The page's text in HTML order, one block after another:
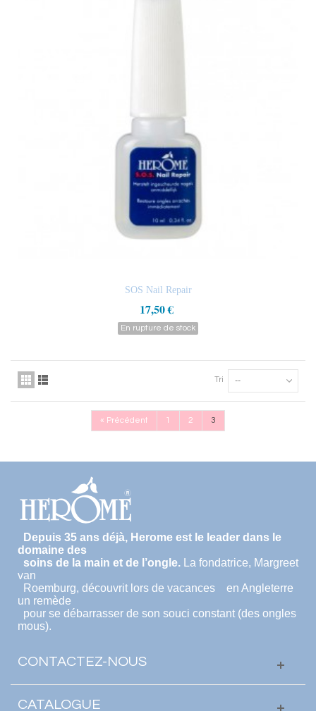
SOS Nail Repair
17,50 €
En rupture de stock
Tri --
« Précédent 1 2 3
Depuis 35 ans déjà, Herome est le leader dans le
domaine des
soins de la main et de l’ongle. La fondatrice, Margreet
van
Roemburg, découvrit lors de vacances en Angleterre
un remède
pour se débarrasser de son souci constant (des ongles
mous).
CONTACTEZ-NOUS
CATALOGUE